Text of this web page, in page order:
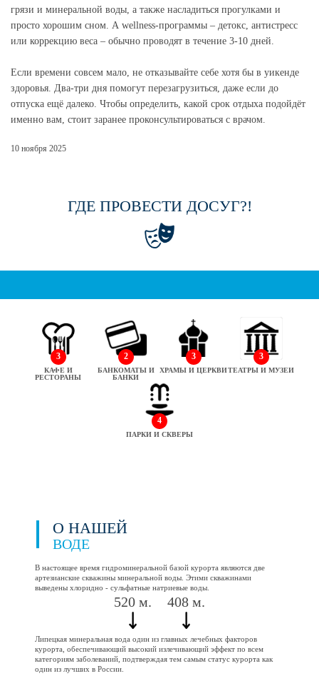
грязи и минеральной воды, а также насладиться прогулками и
просто хорошим сном. А wellness-программы – детокс, антистресс
или коррекцию веса – обычно проводят в течение 3-10 дней.
Если времени совсем мало, не отказывайте себе хотя бы в уикенде
здоровья. Два-три дня помогут перезагрузиться, даже если до
отпуска ещё далеко. Чтобы определить, какой срок отдыха подойдёт
именно вам, стоит заранее проконсультироваться с врачом.
10 ноября 2025
ГДЕ ПРОВЕСТИ ДОСУГ?!
3
КАФЕ И
РЕСТОРАНЫ
2
БАНКОМАТЫ И
БАНКИ
3
ХРАМЫ И ЦЕРКВИ
3
ТЕАТРЫ И МУЗЕИ
4
ПАРКИ И СКВЕРЫ
О НАШЕЙ
ВОДЕ
В настоящее время гидроминеральной базой курорта являются две
артезианские скважины минеральной воды. Этими скважинами
выведены хлоридно - сульфатные натриевые воды.
520 м. 408 м.
Липецкая минеральная вода один из главных лечебных факторов
курорта, обеспечивающий высокий излечивающий эффект по всем
категориям заболеваний, подтверждая тем самым статус курорта как
один из лучших в России.